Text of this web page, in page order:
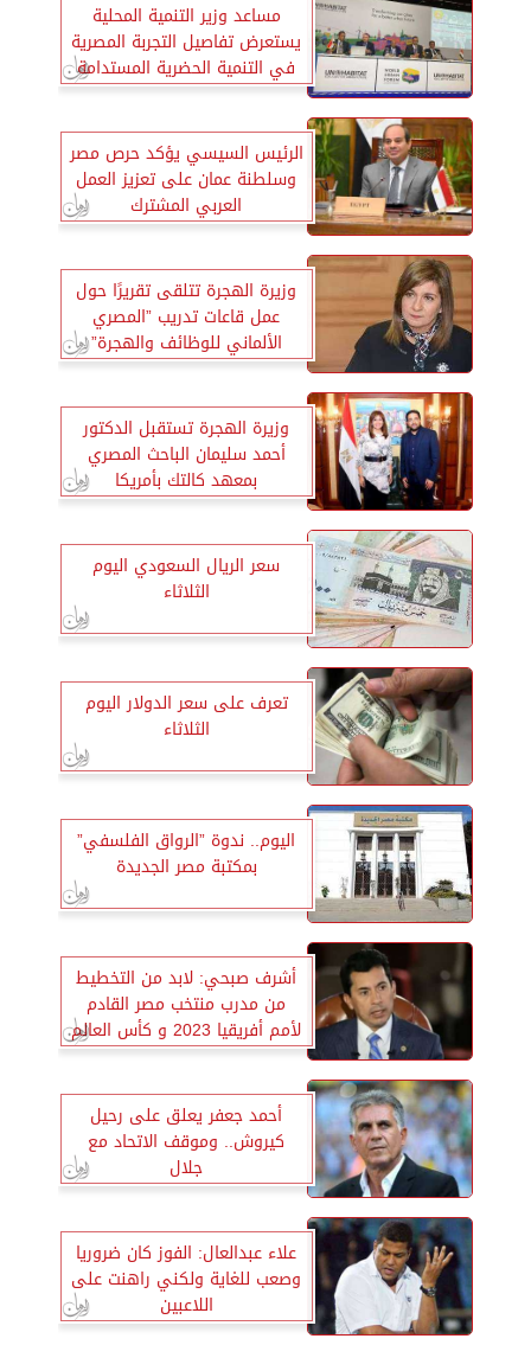
مساعد وزير التنمية المحلية
يستعرض تفاصيل التجربة المصرية
في التنمية الحضرية المستدامة
الرئيس السيسي يؤكد حرص مصر
وسلطنة عمان على تعزيز العمل
العربي المشترك
وزيرة الهجرة تتلقى تقريرًا حول
عمل قاعات تدريب ”المصري
الألماني للوظائف والهجرة”
وزيرة الهجرة تستقبل الدكتور
أحمد سليمان الباحث المصري
بمعهد كالتك بأمريكا
سعر الريال السعودي اليوم
الثلاثاء
تعرف على سعر الدولار اليوم
الثلاثاء
اليوم.. ندوة ”الرواق الفلسفي”
بمكتبة مصر الجديدة
أشرف صبحي: لابد من التخطيط
من مدرب منتخب مصر القادم
لأمم أفريقيا 2023 و كأس العالم
2026
أحمد جعفر يعلق على رحيل
كيروش.. وموقف الاتحاد مع
جلال
علاء عبدالعال: الفوز كان ضروريا
وصعب للغاية ولكني راهنت على
اللاعبين